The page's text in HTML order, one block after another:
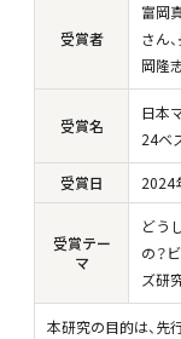
受賞者
富岡
さん
岡隆
受賞名
日本
24ベ
受賞日
2024
受賞テー
マ
どう
の？
ズ研
本研究の目的は、先